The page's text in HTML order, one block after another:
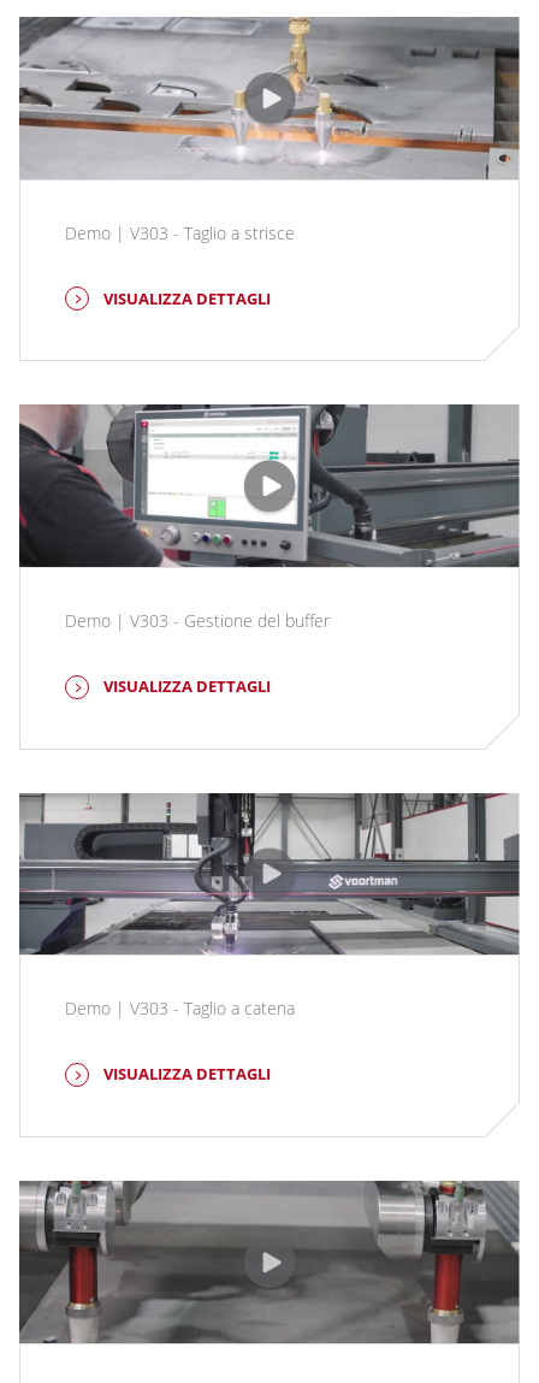
Demo | V303 - Taglio a strisce
VISUALIZZA DETTAGLI
Demo | V303 - Gestione del buffer
VISUALIZZA DETTAGLI
Demo | V303 - Taglio a catena
VISUALIZZA DETTAGLI